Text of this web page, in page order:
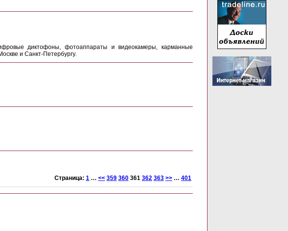
диктофоны, фотоаппараты и видеокамеры, карманные
и Санкт-Петербургу.
Страница: 1 … << 359 360 361 362 363 >> … 401